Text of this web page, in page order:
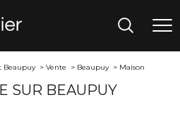
Beaupuy Vente Beaupuy Maison
SUR BEAUPUY